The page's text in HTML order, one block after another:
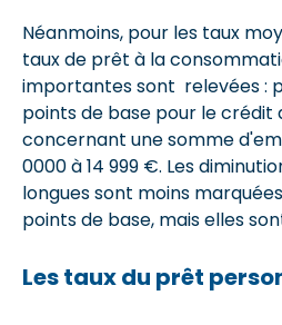
Néanmoins, pour les taux
taux de prêt à la
importantes sont relevées :
points de base pour le crédit
concernant une somme
0000 à 14 999 €. Les
longues sont moins
points de base, mais elles
Les taux du prêt